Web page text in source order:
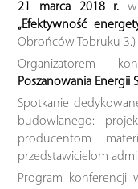
21 marca 2018 r. w
„Efektywność
Obrońców Tobruku 3.)
Organizatorem
Poszanowania Energii
Spotkanie
budowlanego:
producentom
przedstawicielom
Program konferencji